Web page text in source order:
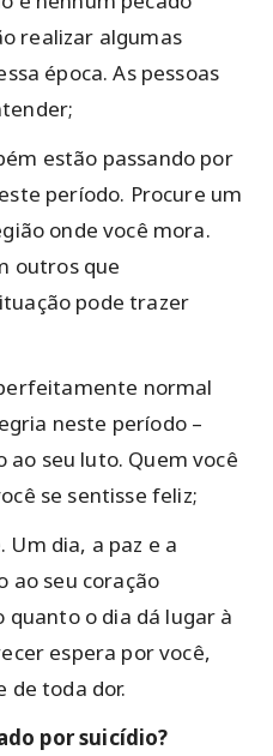
realizar algumas
época. As pessoas
estão passando por
período. Procure um
onde você mora.
outros que
pode trazer
normal
neste período –
ao seu luto. Quem você
se sentisse feliz;
dia, a paz e a
ao seu coração
o dia dá lugar à
espera por você,
de toda dor.
por suicídio?